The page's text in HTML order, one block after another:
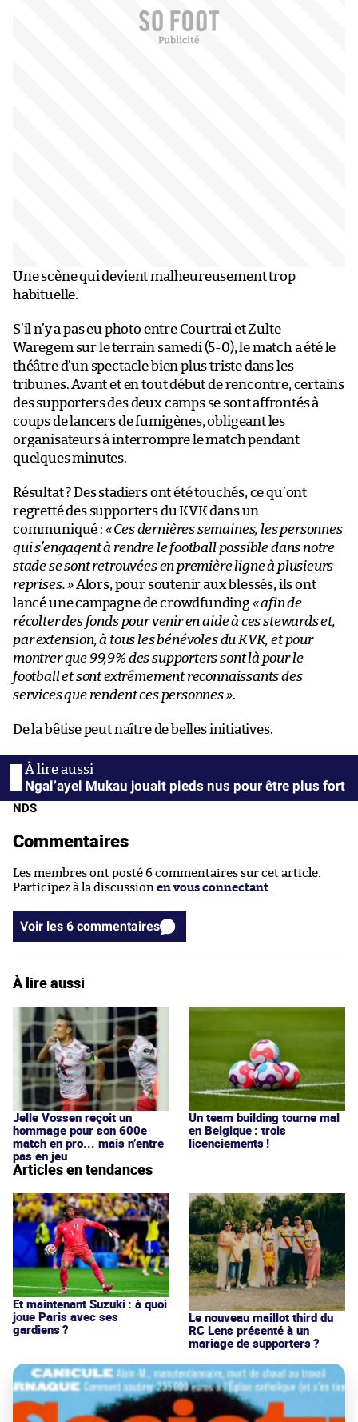
Une scène qui devient malheureusement trop
habituelle.
S’il n’y a pas eu photo entre Courtrai et Zulte-
Waregem sur le terrain samedi (5-0), le match a été le
théâtre d’un spectacle bien plus triste dans les
tribunes. Avant et en tout début de rencontre, certains
des supporters des deux camps se sont affrontés à
coups de lancers de fumigènes, obligeant les
organisateurs à interrompre le match pendant
quelques minutes.
Résultat ? Des stadiers ont été touchés, ce qu’ont
regretté des supporters du KVK dans un
communiqué : « Ces dernières semaines, les personnes
qui s’engagent à rendre le football possible dans notre
stade se sont retrouvées en première ligne à plusieurs
reprises. »Alors, pour soutenir aux blessés, ils ont
lancé une campagne de crowdfunding « afin de
récolter des fonds pour venir en aide à ces stewards et,
par extension, à tous les bénévoles du KVK, et pour
montrer que 99,9% des supporters sont là pour le
football et sont extrêmement reconnaissants des
services que rendent ces personnes ».
De la bêtise peut naître de belles initiatives.
Ngal’ayel Mukau jouait pieds nus pour être plus fort
NDS
Commentaires
Les membres ont posté 6 commentaires sur cet article.
Participez à la discussion en vous connectant
Voir les 6 commentaires
À lire aussi
Jelle Vossen reçoit un
hommage pour son 600e
match en pro... mais n’entre
pas en jeu
Un team building tourne mal
en Belgique : trois
licenciements !
Articles en tendances
Et maintenant Suzuki : à quoi
joue Paris avec ses
gardiens ?
Le nouveau maillot third du
RC Lens présenté à un
mariage de supporters ?